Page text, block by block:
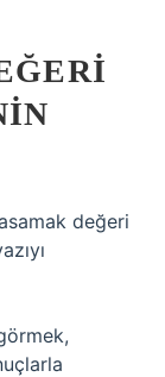
değeri